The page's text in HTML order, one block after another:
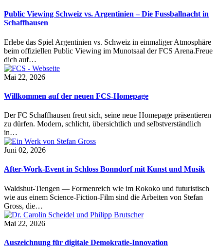
Public Viewing Schweiz vs. Argentinien – Die Fussballnacht in
Schaffhausen
Erlebe das Spiel Argentinien vs. Schweiz in einmaliger Atmosphäre
beim offiziellen Public Viewing im Munotsaal der FCS Arena.Freue
dich auf…
Mai 22, 2026
Willkommen auf der neuen FCS-Homepage
Der FC Schaffhausen freut sich, seine neue Homepage präsentieren
zu dürfen. Modern, schlicht, übersichtlich und selbstverständlich
in…
Juni 02, 2026
After-Work-Event in Schloss Bonndorf mit Kunst und Musik
Waldshut-Tiengen — Formenreich wie im Rokoko und futuristisch
wie aus einem Science-Fiction-Film sind die Arbeiten von Stefan
Gross, die…
Mai 22, 2026
Auszeichnung für digitale Demokratie-Innovation